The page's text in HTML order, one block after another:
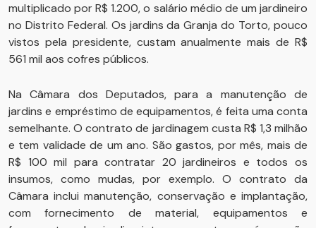
multiplicado por R$ 1.200, o salário médio de um jardineiro
no Distrito Federal. Os jardins da Granja do Torto, pouco
vistos pela presidente, custam anualmente mais de R$
561 mil aos cofres públicos.
Na Câmara dos Deputados, para a manutenção de
jardins e empréstimo de equipamentos, é feita uma conta
semelhante. O contrato de jardinagem custa R$ 1,3 milhão
e tem validade de um ano. São gastos, por mês, mais de
R$ 100 mil para contratar 20 jardineiros e todos os
insumos, como mudas, por exemplo. O contrato da
Câmara inclui manutenção, conservação e implantação,
com fornecimento de material, equipamentos e